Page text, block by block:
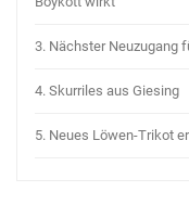
3. Nächster Neuzugang
4. Skurriles aus Giesing
5. Neues Löwen-Trikot